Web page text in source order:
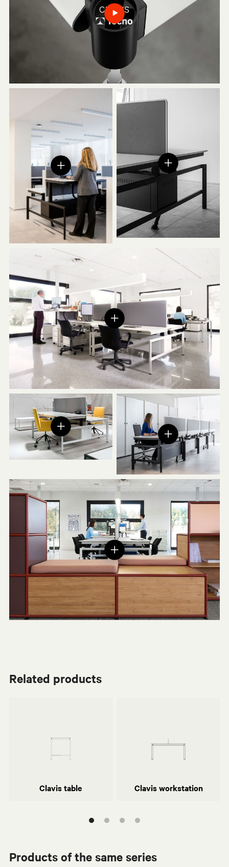
Related products
Clavis table Clavis workstation
Products of the same series